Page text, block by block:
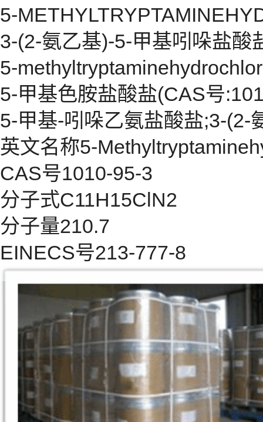
5-
3-(2-氨乙基)-5-甲基吲哚盐酸
5-
5-甲基色胺盐酸盐(CAS号
5-甲基-吲哚乙氨盐酸盐;3-(2-
英文名称5-
CAS号1010-95-3
分子式C11H15ClN2
分子量210.7
EINECS号213-777-8